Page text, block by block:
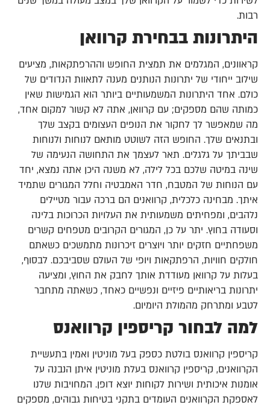
רבות.
היתרונות בבחירת קרוואן
קראוונים, המגלמים את תמצית החופש וההרפתקאות, מציעים
שילוב ייחודי של יתרונות הנותנים מענה לתאוות הנדודים של
כולם. אחד היתרונות המשמעותיים ביותר הוא הגמישות שאין
כמותה שהם מספקים; עם קרוואן, אתה לא קשור למקום אחד,
מה שמאפשר לך לחקור את הנופים העצומים בקצב שלך
ובתנאים שלך. החופש הזה לשוטט מותאם לנוחות ולנוחות
שבביתך על גלגלים. תאר לעצמך את התחושה הנעימה של
שינה במיטה שלכם בכל לילה, לא משנה היכן אתה נמצא, יחד
עם הנוחות של המטבח, חדר האמבטיה וחלל המגורים שתמיד
איתך. מבחינה כלכלית, קרוואנים הם ברכה עבור מטיילים
נלהבים, ומפחיתים משמעותית את העלויות הכרוכות בלינה
וסעודה בחוץ. יתר על כן, המגורים הקרובים מטפחים קשרים
משפחתיים חזקים יותר ויוצרים זיכרונות מתמשכים כשאתם
חולקים חוויות, הרפתקאות ויופי של העולם שסביבכם. לבסוף,
בעלות על קרוואן מעודדת אותך לחבק את החוץ, ומציעה
יתרונות בריאותיים פיזיים ונפשיים כאחד, כשאתה מתחבר
לטבע ומתרחק מהמולת היומיום.
למה לבחור קריספין קרוואנס
קריספין קרוואנס בולטת כספק בעל מוניטין ואמין בתעשיית
הקרוואנים, קריספין קרוואנס בעלת מוניטין איתן הנבנה על
אומנות איכותית ושירות לקוחות יוצא דופן. המחויבות שלנו
לאספקת הקרוואנים העומדים בתקני בטיחות גבוהים, מספקים